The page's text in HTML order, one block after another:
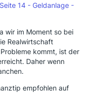
14 - Geldanlage -
wir im Moment so bei
Realwirtschaft
kommt, ist der
Daher wenn
empfohlen auf